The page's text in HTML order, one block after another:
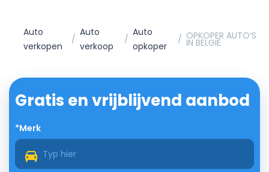
Auto
verkopen
Auto
verkoop
Auto
opkoper
OPKOPER AUTO’S
IN BELGIË
Gratis en vrijblijvend aanbod
*Merk